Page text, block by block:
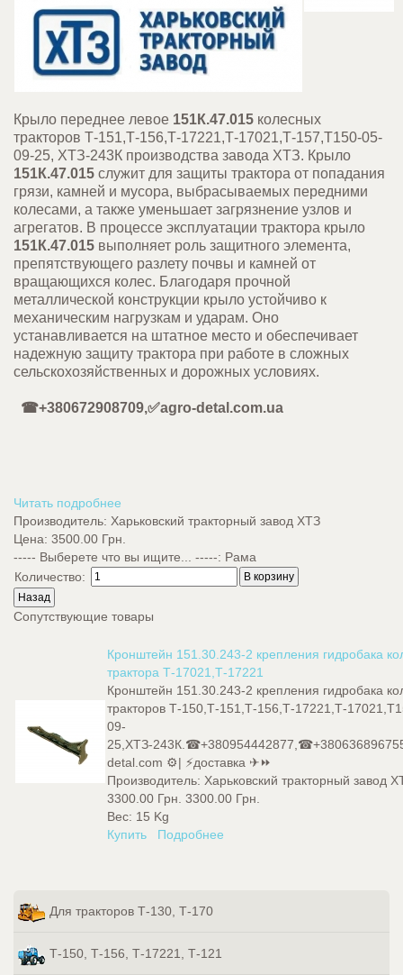
Крыло переднее левое 151К.47.015 колесных
тракторов Т-151,Т-156,Т-17221,Т-17021,Т-157,Т150-05-
09-25, ХТЗ-243К производства завода ХТЗ. Крыло
151К.47.015 служит для защиты трактора от попадания
грязи, камней и мусора, выбрасываемых передними
колесами, а также уменьшает загрязнение узлов и
агрегатов. В процессе эксплуатации трактора крыло
151К.47.015 выполняет роль защитного элемента,
препятствующего разлету почвы и камней от
вращающихся колес. Благодаря прочной
металлической конструкции крыло устойчиво к
механическим нагрузкам и ударам. Оно
устанавливается на штатное место и обеспечивает
надежную защиту трактора при работе в сложных
сельскохозяйственных и дорожных условиях.
☎+380672908709,✅agro-detal.com.ua
Читать подробнее
Производитель: Харьковский тракторный завод ХТЗ
Цена: 3500.00 Грн.
----- Выберете что вы ищите... -----: Рама
Количество:
Сопутствующие товары
Кронштейн 151.30.243-2 крепления гидробака
трактора Т-17021,Т-17221
Кронштейн 151.30.243-2 крепления гидробака
тракторов Т-150,Т-151,Т-156,Т-17221,Т-
09-
25,ХТЗ-
detal.com ⚙️| ⚡доставка ✈⏩
Производитель: Харьковский тракторный завод
3300.00 Грн. 3300.00 Грн.
Вес: 15 Kg
Купить
Подробнее
Для тракторов Т-130, Т-170
Т-150, Т-156, Т-17221, Т-121